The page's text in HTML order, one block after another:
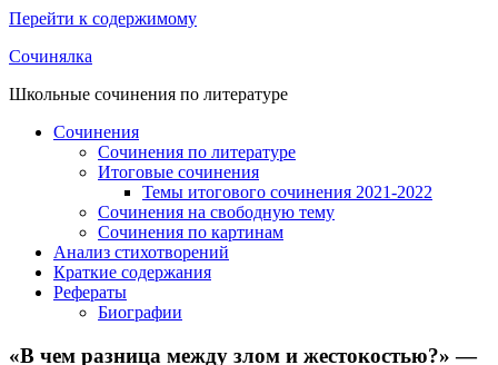
Перейти к содержимому
Сочинялка
Школьные сочинения по литературе
Сочинения
Сочинения по литературе
Итоговые сочинения
Темы итогового сочинения 2021-2022
Сочинения на свободную тему
Сочинения по картинам
Анализ стихотворений
Краткие содержания
Рефераты
Биографии
«В чем разница между злом и жестокостью?» —